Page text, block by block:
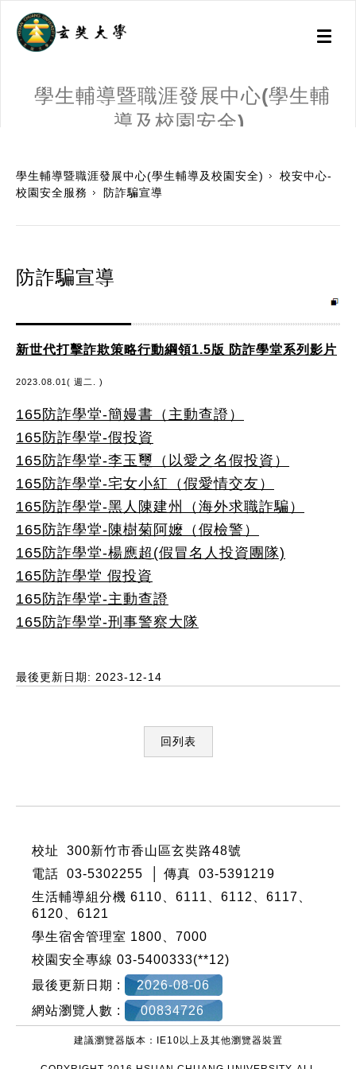
Toggle
學生輔導暨職涯發展中心(學生輔
導及校園安全)
學生輔導暨職涯發展中心(學生輔導及校園安全)
校安中心-
校園安全服務
防詐騙宣導
防詐騙宣導
新世代打擊詐欺策略行動綱領1.5版 防詐學堂系列影片
2023.08.01( 週二. )
165防詐學堂-簡嫚書（主動查證）
165防詐學堂-假投資
165防詐學堂-李玉璽（以愛之名假投資）
165防詐學堂-宅女小紅（假愛情交友）
165防詐學堂-黑人陳建州（海外求職詐騙）
165防詐學堂-陳樹菊阿嬤（假檢警）
165防詐學堂-楊應超(假冒名人投資團隊)
165防詐學堂 假投資
165防詐學堂-主動查證
165防詐學堂-刑事警察大隊
最後更新日期: 2023-12-14
回列表
校址 300新竹市香山區玄奘路48號
電話 03-5302255 │ 傳真 03-5391219
生活輔導組分機 6110、6111、6112、6117、
6120、6121
學生宿舍管理室 1800、7000
校園安全專線 03-5400333(**12)
最後更新日期 :
2026-08-06
網站瀏覽人數 :
00834726
建議瀏覽器版本：IE10以上及其他瀏覽器裝置